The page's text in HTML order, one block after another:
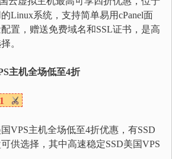
Linux系统，支持简单易用cPanel面
置，赠送免费域名和SSL证书，是高
。
主机全场低至4折
VPS主机全场低至4折优惠，有SSD
供选择，其中高速稳定SSD美国VPS